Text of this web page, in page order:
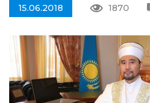
15.06.2018 1870